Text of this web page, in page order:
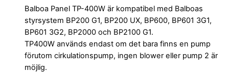
Balboa Panel TP-400W är kompatibel med Balboas
styrsystem BP200 G1, BP200 UX, BP600, BP601 3G1,
BP601 3G2, BP2000 och BP2100 G1.
TP400W används endast om det bara finns en pump
förutom cirkulationspump, ingen blower eller pump 2 är
möjlig.